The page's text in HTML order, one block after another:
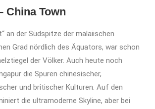
China Town
an der Südspitze der malaiischen
Grad nördlich des Äquators, war schon
der Völker. Auch heute noch
die Spuren chinesischer,
und britischer Kulturen. Auf den
die ultramoderne Skyline, aber bei